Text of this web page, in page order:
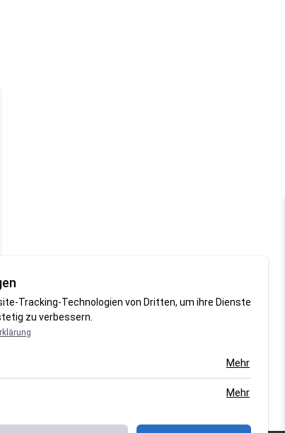
Tracking-Technologien von Dritten, um ihre Dienste
zu verbessern.
Mehr
Mehr